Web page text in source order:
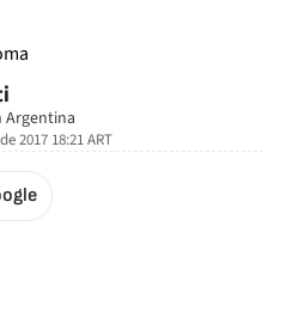
Argentina
2017 18:21ART